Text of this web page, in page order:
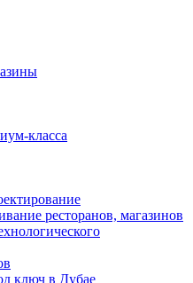
класса
ресторанов, магазинов
ключ в Дубае